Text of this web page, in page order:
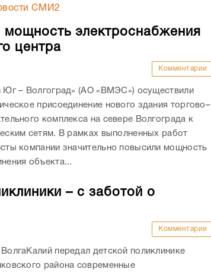
СМИ2
мощность электроснабжения
центра
Комментарии
Юг – Волгоград» (АО «ВМЭС») осуществили
присоединение нового здания торгово–
комплекса на севере Волгограда к
сетям. В рамках выполненных работ
компании значительно повысили мощность
объекта...
– с заботой о
Комментарии
передал детской поликлинике
района современные